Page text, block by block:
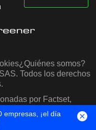
¿Quiénes somos?
Todos los derechos
por Factset,
IQ
empresas, ¡el día